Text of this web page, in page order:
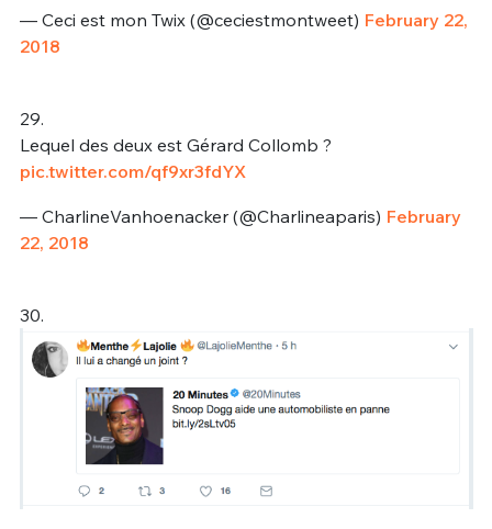
— Ceci est mon Twix (@ceciestmontweet) February 22,
2018
29.
Lequel des deux est Gérard Collomb ?
pic.twitter.com/qf9xr3fdYX
— CharlineVanhoenacker (@Charlineaparis) February
22, 2018
30.